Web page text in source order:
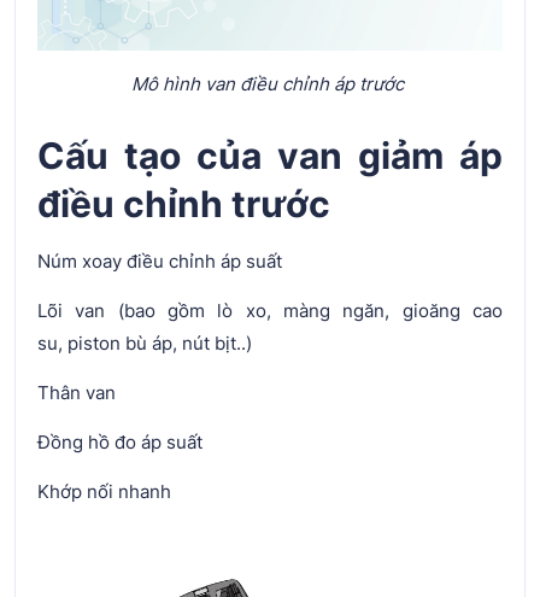
Mô hình van điều chỉnh áp trước
Cấu tạo của van giảm áp
điều chỉnh trước
Núm xoay điều chỉnh áp suất
Lõi van (bao gồm lò xo, màng ngăn, gioăng cao
su, piston bù áp, nút bịt..)
Thân van
Đồng hồ đo áp suất
Khớp nối nhanh